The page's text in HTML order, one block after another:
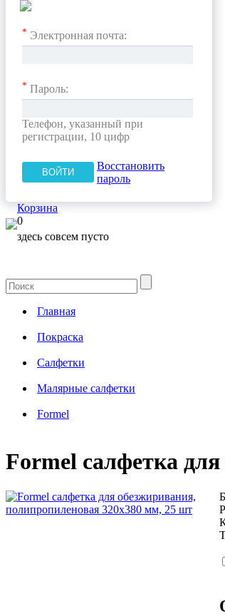
* Электронная почта:
* Пароль:
Телефон, указанный при
регистрации, 10 цифр
Восстановить
пароль
Корзина
0
здесь совсем пусто
Главная
Покраска
Салфетки
Малярные салфетки
Formel
Formel салфетка